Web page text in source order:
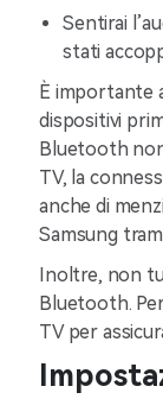
Sentirai
stati
È importante
dispositivi
Bluetooth
TV, la
anche di
Samsung
Inoltre, non
Bluetooth.
TV per